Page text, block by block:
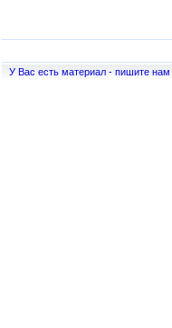
У Вас есть материал - пишите нам